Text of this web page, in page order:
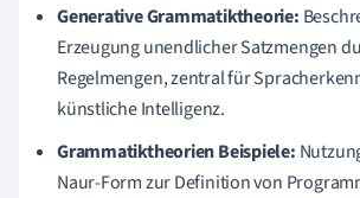
Generative Grammatiktheorie:
Erzeugung unendlicher Satzmengen
Regelmengen, zentral für
künstliche Intelligenz.
Grammatiktheorien Beispiele:
Naur-Form zur Definition von